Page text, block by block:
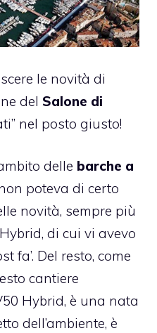
le novità di
del Salone di
nel posto giusto!
delle barche a
poteva di certo
novità, sempre più
, di cui vi avevo
fa’. Del resto, come
cantiere
Hybrid, è una nata
dell’ambiente, è